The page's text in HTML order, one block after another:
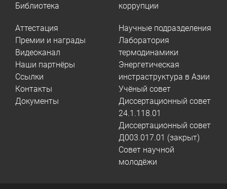
Библиотека
коррупции
Аттестация
Премии и награды
Видеоканал
Наши партнёры
Ссылки
Контакты
Документы
Научные подразделения
Лаборатория
термодинамики
Энергетическая
инстраструктура в Азии
Учёный совет
Диссертационный совет
24.1.118.01
Диссертационный совет
Д003.017.01 (закрыт)
Совет научной
молодёжи